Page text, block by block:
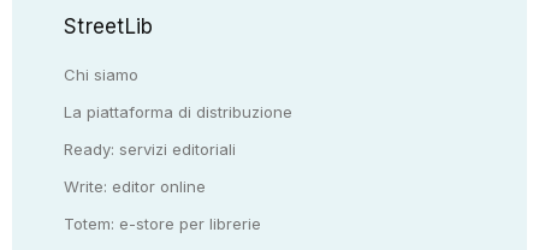
StreetLib
Chi siamo
La piattaforma di distribuzione
Ready: servizi editoriali
Write: editor online
Totem: e-store per librerie